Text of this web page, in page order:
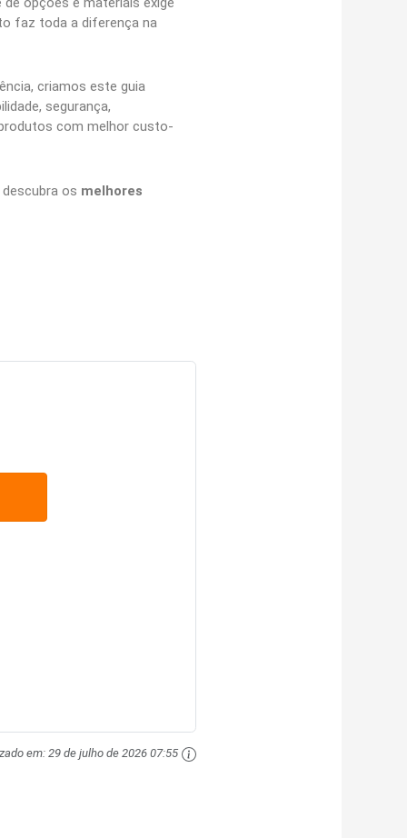
faz toda a diferença na
criamos este guia
segurança,
com melhor custo-
os melhores
em:29 de julho de 2026 07:55